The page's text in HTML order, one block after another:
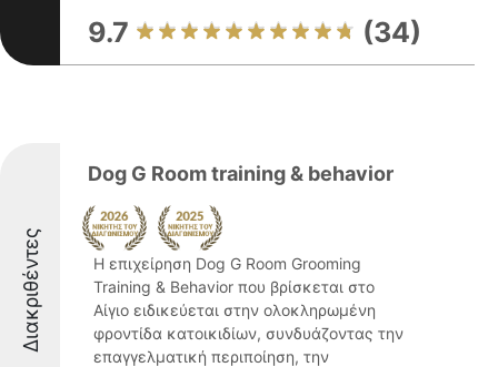
9.7 (34)
Διακριθέντες
Dog G Room training & behavior
Η επιχείρηση Dog G Room Grooming
Training & Behavior που βρίσκεται στο
Αίγιο ειδικεύεται στην ολοκληρωμένη
φροντίδα κατοικιδίων, συνδυάζοντας την
επαγγελματική περιποίηση, την